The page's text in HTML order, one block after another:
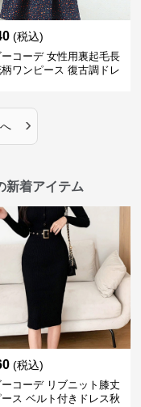
(税込)
コーデ 女性用裏起毛長
ワンピース 復古調ドレ
›
新着アイテム
(税込)
コーデ リブニット膝丈
ス ベルト付きドレス秋